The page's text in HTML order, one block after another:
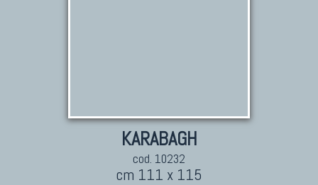
KARABAGH
cod. 10232
cm 111 x 115